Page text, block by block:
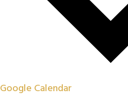
Google Calendar